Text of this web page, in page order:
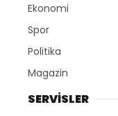
Ekonomi
Spor
Politika
Magazin
SERVİSLER